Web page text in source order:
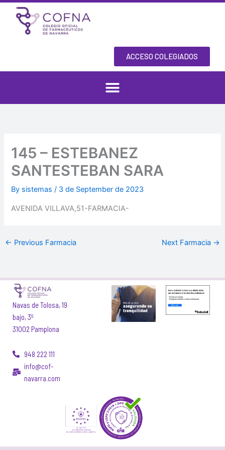
Skip
content
ACCESO COLEGIADOS
145 – ESTEBANEZ
SANTESTEBAN SARA
By sistemas/ 3 de September de 2023
AVENIDA VILLAVA,51-FARMACIA-
← Previous Farmacia Next Farmacia →
Navas de Tolosa, 19
bajo, 3º
31002 Pamplona
948 222 111
info@cof-
navarra.com